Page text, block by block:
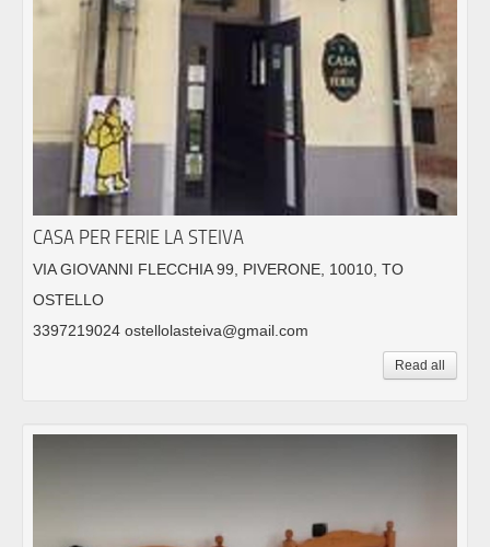
CASA PER FERIE LA STEIVA
VIA GIOVANNI FLECCHIA 99, PIVERONE, 10010, TO
OSTELLO
3397219024 ostellolasteiva@gmail.com
Read all